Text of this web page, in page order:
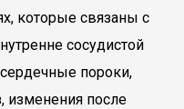
которые связаны с
сосудистой
пороки,
изменения после